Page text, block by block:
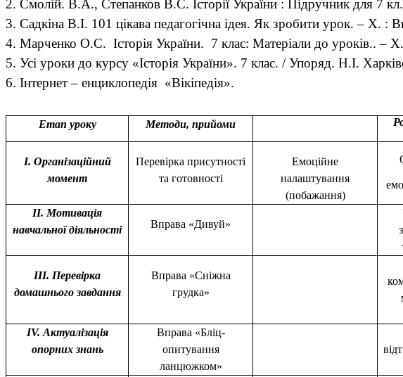
2. Смолій. В.А., Степанков В.С. Історії України : Підручник для 7
3. Садкіна В.І. 101 цікава педагогічна ідея. Як зробити урок. – Х. :
4. Марченко О.С. Історія України. 7 клас: Матеріали до уроків.. –
5. Усі уроки до курсу «Історія України». 7 клас. / Упоряд. Н.І.
6. Інтернет – енциклопедія «Вікіпедія».
Етап уроку Методи, прийоми
І. Організаційний
момент
Перевірка присутності
та готовності
Емоційне
налаштування
(побажання)
ІІ. Мотивація
навчальної діяльності
Вправа «Дивуй»
ІІІ. Перевірка
домашнього завдання
Вправа «Сніжна
грудка»
ІV. Актуалізація
опорних знань
Вправа «Бліц-
опитування
ланцюжком»